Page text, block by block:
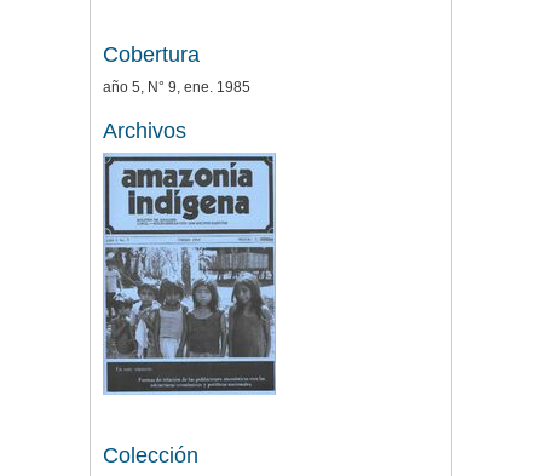
Cobertura
año 5, N° 9, ene. 1985
Archivos
Colección